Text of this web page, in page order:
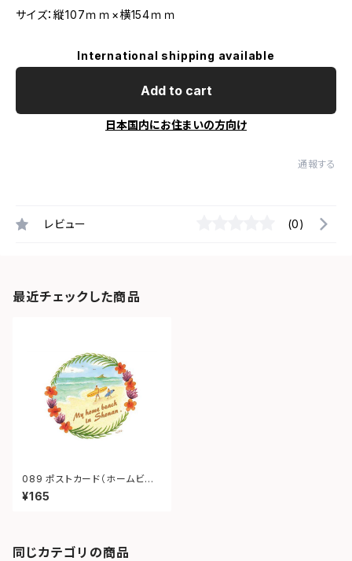
サイズ：縦107ｍｍ×横154ｍｍ
International shipping available
Add to cart
日本国内にお住まいの方向け
通報する
レビュー (0)
最近チェックした商品
089 ポストカード（ホームビー
チ）
¥165
同じカテゴリの商品